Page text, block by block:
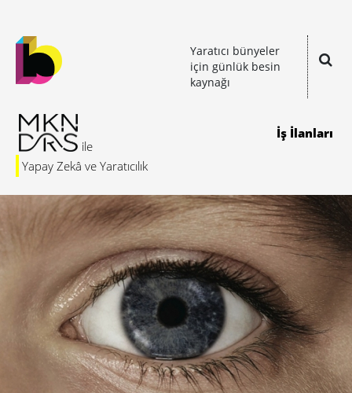
Yaratıcı bünyeler
için günlük besin
kaynağı
Yapay Zekâ ve Yaratıcılık
İş İlanları